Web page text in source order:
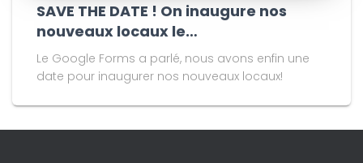
SAVE THE DATE ! On inaugure nos
nouveaux locaux le…
Le Google Forms a parlé, nous avons enfin une
date pour inaugurer nos nouveaux locaux!